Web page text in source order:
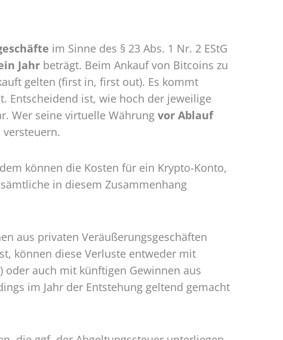
im Sinne des § 23 Abs. 1 Nr. 2 EStG
Jahr beträgt. Beim Ankauf von Bitcoins zu
gelten (first in, first out). Es kommt
Entscheidend ist, wie hoch der jeweilige
Wer seine virtuelle Währung vor Ablauf
können die Kosten für ein Krypto-Konto,
in diesem Zusammenhang
aus privaten Veräußerungsgeschäften
können diese Verluste entweder mit
oder auch mit künftigen Gewinnen aus
im Jahr der Entstehung geltend gemacht